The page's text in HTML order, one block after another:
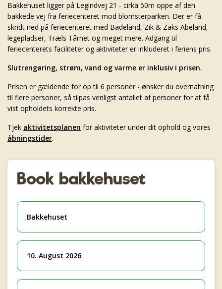
Bakkehuset ligger på Legindvej 21 - cirka 50m oppe af den
bakkede vej fra feriecenteret mod blomsterparken. Der er få
skridt ned på feriecenteret med Badeland, Zik & Zaks Abeland,
legepladser, Træls Tårnet og meget mere. Adgang til
feriecenterets faciliteter og aktiviteter er inkluderet i feriens pris.
Slutrengøring, strøm, vand og varme er inklusiv i prisen.
Prisen er gældende for op til 6 personer - ønsker du overnatning
til flere personer, så tilpas venligst antallet af personer for at få
vist opholdets korrekte pris.
Tjek aktivitetsplanen for aktiviteter under dit ophold og vores
åbningstider.
Book bakkehuset
Bakkehuset
10. August 2026